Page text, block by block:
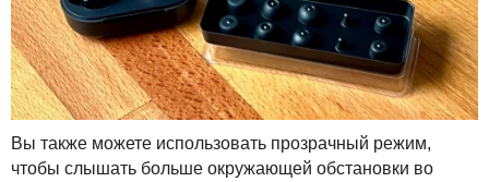
Вы также можете использовать прозрачный режим,
чтобы слышать больше окружающей обстановки во